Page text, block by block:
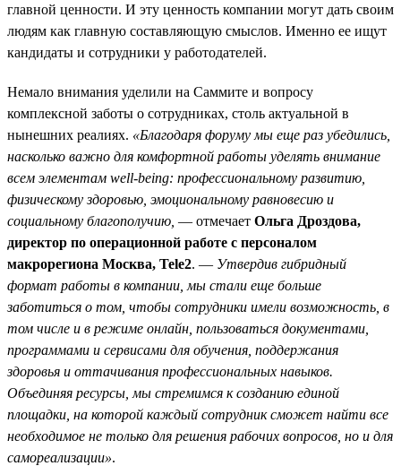
главной ценности. И эту ценность компании могут дать своим
людям как главную составляющую смыслов. Именно ее ищут
кандидаты и сотрудники у работодателей.
Немало внимания уделили на Саммите и вопросу
комплексной заботы о сотрудниках, столь актуальной в
нынешних реалиях. «Благодаря форуму мы еще раз убедились,
насколько важно для комфортной работы уделять внимание
всем элементам well-being: профессиональному развитию,
физическому здоровью, эмоциональному равновесию и
социальному благополучию, — отмечает Ольга Дроздова,
директор по операционной работе с персоналом
макрорегиона Москва, Tele2. — Утвердив гибридный
формат работы в компании, мы стали еще больше
заботиться о том, чтобы сотрудники имели возможность, в
том числе и в режиме онлайн, пользоваться документами,
программами и сервисами для обучения, поддержания
здоровья и оттачивания профессиональных навыков.
Объединяя ресурсы, мы стремимся к созданию единой
площадки, на которой каждый сотрудник сможет найти все
необходимое не только для решения рабочих вопросов, но и для
самореализации».